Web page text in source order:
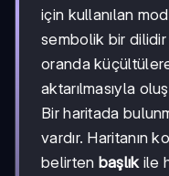
için kullanılan
sembolik bir
oranda
aktarılmasıyla
Bir haritada
vardır. Haritanın
belirten başlık ile